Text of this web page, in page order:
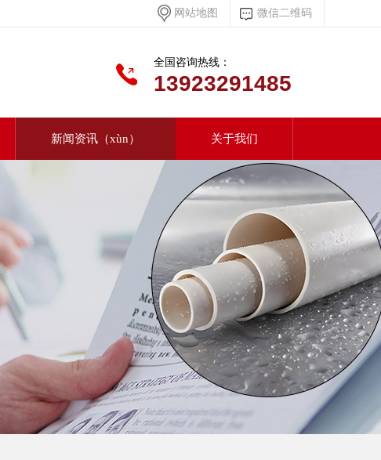
网站地图 微信二维码
全国咨询热线：
13923291485
新闻资讯（xùn） 关于我们